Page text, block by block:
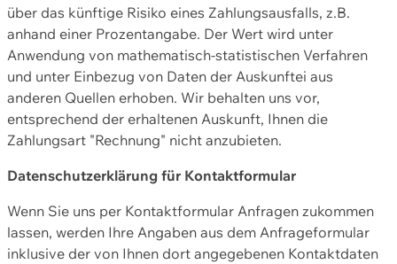
über das künftige Risiko eines Zahlungsausfalls, z.B.
anhand einer Prozentangabe. Der Wert wird unter
Anwendung von mathematisch-statistischen Verfahren
und unter Einbezug von Daten der Auskunftei aus
anderen Quellen erhoben. Wir behalten uns vor,
entsprechend der erhaltenen Auskunft, Ihnen die
Zahlungsart "Rechnung" nicht anzubieten.
Datenschutzerklärung für Kontaktformular
Wenn Sie uns per Kontaktformular Anfragen zukommen
lassen, werden Ihre Angaben aus dem Anfrageformular
inklusive der von Ihnen dort angegebenen Kontaktdaten